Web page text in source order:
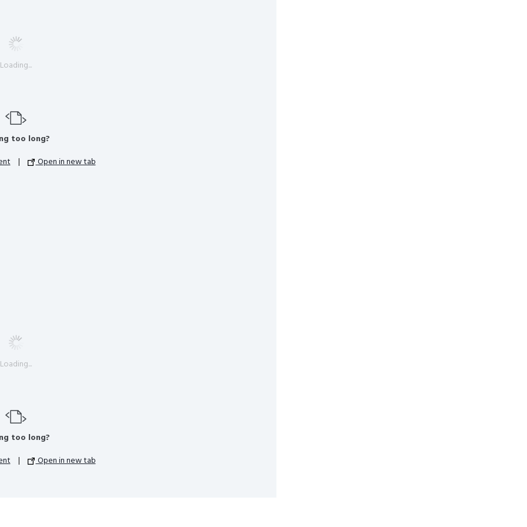
Loading...
too long?
| Open in new tab
Loading...
too long?
| Open in new tab